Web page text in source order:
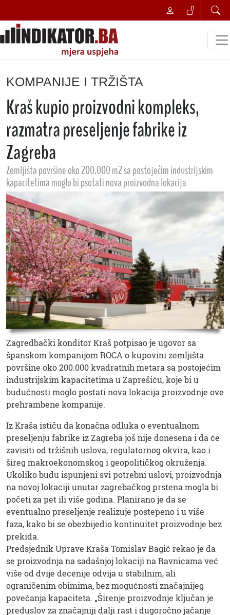
KOMPANIJE I TRŽIŠTA
Kraš kupio proizvodni kompleks,
razmatra preseljenje fabrike iz
Zagreba
Zemljišta površine oko 200.000 m2 sa postojećim industrijskim
kapacitetima moglo bi psotati nova proizvodna lokacija
Zagredbački konditor Kraš potpisao je ugovor sa
španskom kompanijom ROCA o kupovini zemljišta
površine oko 200.000 kvadratnih metara sa postojećim
industrijskim kapacitetima u Zaprešiću, koje bi u
budućnosti moglo postati nova lokacija proizvodnje ove
prehrambene kompanije.
Iz Kraša ističu da konačna odluka o eventualnom
preseljenju fabrike iz Zagreba još nije donesena i da će
zavisiti od tržišnih uslova, regulatornog okvira, kao i
šireg makroekonomskog i geopolitičkog okruženja.
Ukoliko budu ispunjeni svi potrebni uslovi, proizvodnja
na novoj lokaciji unutar zagrebačkog prstena mogla bi
početi za pet ili više godina. Planirano je da se
eventualno preseljenje realizuje postepeno i u više
faza, kako bi se obezbijedio kontinuitet proizvodnje bez
prekida.
Predsjednik Uprave Kraša Tomislav Bagić rekao je da
se proizvodnja na sadašnjoj lokaciji na Ravnicama već
više od dvije decenije odvija u stabilnim, ali
ograničenim obimima, bez mogućnosti značajnijeg
povećanja kapaciteta. „Širenje proizvodnje ključan je
preduslov za značajniji dalji rast i dugoročno jačanje